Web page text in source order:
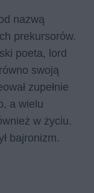
nazwą
prekursorów.
poeta, lord
swoją
zupełnie
a wielu
w życiu.
bajronizm.